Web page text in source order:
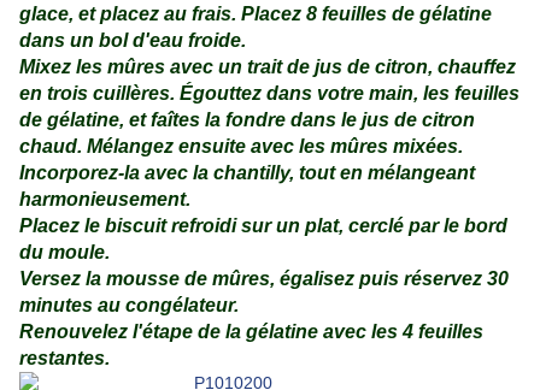
glace, et placez au frais. Placez 8 feuilles de gélatine
dans un bol d'eau froide.
Mixez les mûres avec un trait de jus de citron, chauffez
en trois cuillères. Égouttez dans votre main, les feuilles
de gélatine, et faîtes la fondre dans le jus de citron
chaud. Mélangez ensuite avec les mûres mixées.
Incorporez-la avec la chantilly, tout en mélangeant
harmonieusement.
Placez le biscuit refroidi sur un plat, cerclé par le bord
du moule.
Versez la mousse de mûres, égalisez puis réservez 30
minutes au congélateur.
Renouvelez l'étape de la gélatine avec les 4 feuilles
restantes.